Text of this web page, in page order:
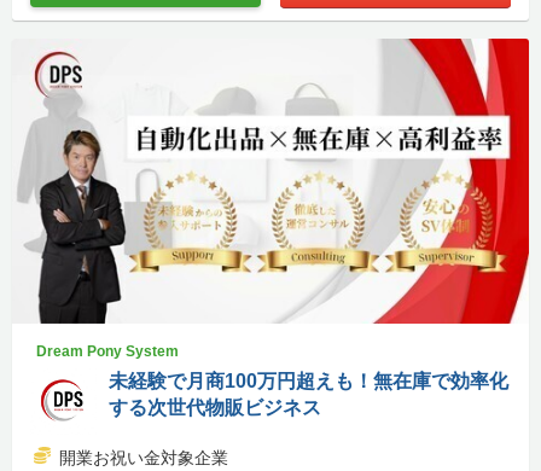
Dream Pony System
未経験で月商100万円超えも！無在庫で効率化
する次世代物販ビジネス
開業お祝い金対象企業